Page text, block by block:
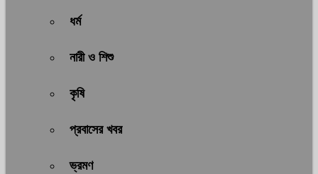
ধর্ম
নারী ও শিশু
কৃষি
প্রবাসের খবর
ভ্রমণ